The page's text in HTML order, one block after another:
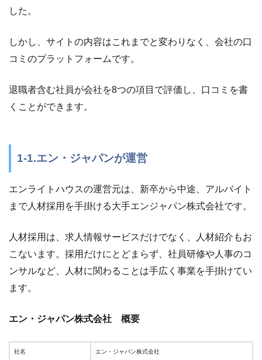
した。
しかし、サイトの内容はこれまでと変わりなく、会社の口
コミのプラットフォームです。
退職者含む社員が会社を8つの項目で評価し、口コミを書
くことができます。
1-1.エン・ジャパンが運営
エンライトハウスの運営元は、新卒から中途、アルバイト
まで人材採用を手掛ける大手エンジャパン株式会社です。
人材採用は、求人情報サービスだけでなく、人材紹介もお
こないます。採用だけにとどまらず、社員研修や人事のコ
ンサルなど、人材に関わることは手広く事業を手掛けてい
ます。
エン・ジャパン株式会社 概要
社名 エン・ジャパン株式会社